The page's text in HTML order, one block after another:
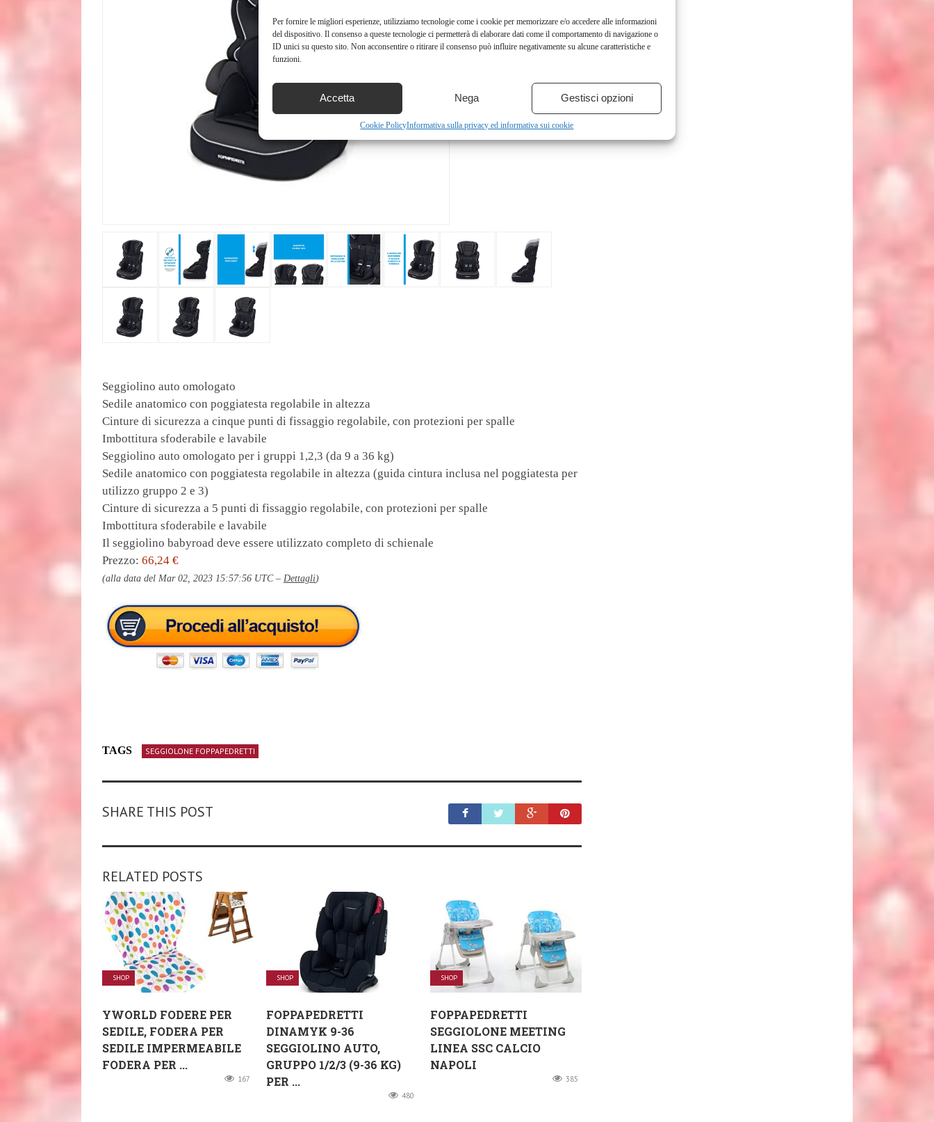
Per fornire le migliori esperienze, utilizziamo tecnologie come i cookie per memorizzare e/o accedere alle informazioni
del dispositivo. Il consenso a queste tecnologie ci permetterà di elaborare dati come il comportamento di navigazione o
ID unici su questo sito. Non acconsentire o ritirare il consenso può influire negativamente su alcune caratteristiche e
funzioni.
Accetta Nega Gestisci opzioni
Cookie PolicyInformativa sulla privacy ed informativa sui cookie
Seggiolino auto omologato
Sedile anatomico con poggiatesta regolabile in altezza
Cinture di sicurezza a cinque punti di fissaggio regolabile, con protezioni per spalle
Imbottitura sfoderabile e lavabile
Seggiolino auto omologato per i gruppi 1,2,3 (da 9 a 36 kg)
Sedile anatomico con poggiatesta regolabile in altezza (guida cintura inclusa nel poggiatesta per
utilizzo gruppo 2 e 3)
Cinture di sicurezza a 5 punti di fissaggio regolabile, con protezioni per spalle
Imbottitura sfoderabile e lavabile
Il seggiolino babyroad deve essere utilizzato completo di schienale
Prezzo: 66,24 €
(alla data del Mar 02, 2023 15:57:56 UTC – Dettagli)
TAGS SEGGIOLONE FOPPAPEDRETTI
SHARE THIS POST
RELATED POSTS
SHOP
YWORLD FODERE PER
SEDILE, FODERA PER
SEDILE IMPERMEABILE
FODERA PER ...
167
SHOP
FOPPAPEDRETTI
DINAMYK 9-36
SEGGIOLINO AUTO,
GRUPPO 1/2/3 (9-36 KG)
PER ...
480
SHOP
FOPPAPEDRETTI
SEGGIOLONE MEETING
LINEA SSC CALCIO
NAPOLI
385